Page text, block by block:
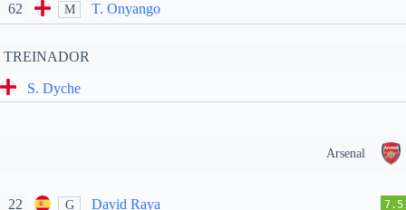
62
M T. Onyango
TREINADOR
S. Dyche
Arsenal
22 G David Raya 7.5